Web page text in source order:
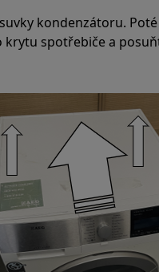
kondenzátoru.
spotřebiče a